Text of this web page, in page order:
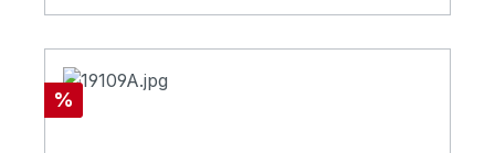
Rabatt
%